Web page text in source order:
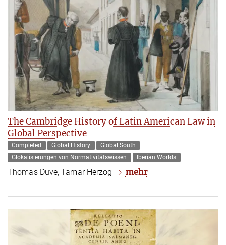
The Cambridge History of Latin American Law in
Global Perspective
Completed Global History
Global South
Glokalisierungen von Normativitätswissen
Iberian Worlds
Thomas Duve, Tamar Herzog mehr